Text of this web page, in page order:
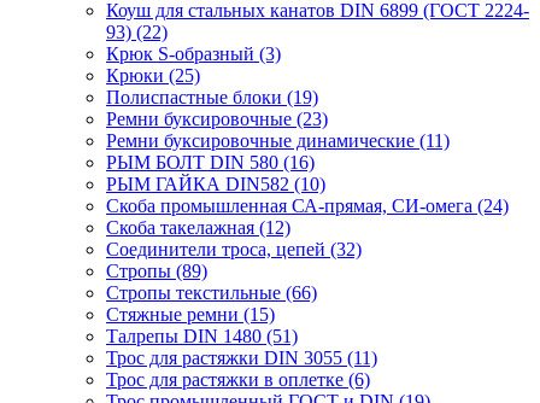
Коуш для стальных канатов DIN 6899 (ГОСТ 2224-
93) (22)
Крюк S-образный (3)
Крюки (25)
Полиспастные блоки (19)
Ремни буксировочные (23)
Ремни буксировочные динамические (11)
РЫМ БОЛТ DIN 580 (16)
РЫМ ГАЙКА DIN582 (10)
Скоба промышленная СА-прямая, СИ-омега (24)
Скоба такелажная (12)
Соединители троса, цепей (32)
Стропы (89)
Стропы текстильные (66)
Стяжные ремни (15)
Талрепы DIN 1480 (51)
Трос для растяжки DIN 3055 (11)
Трос для растяжки в оплетке (6)